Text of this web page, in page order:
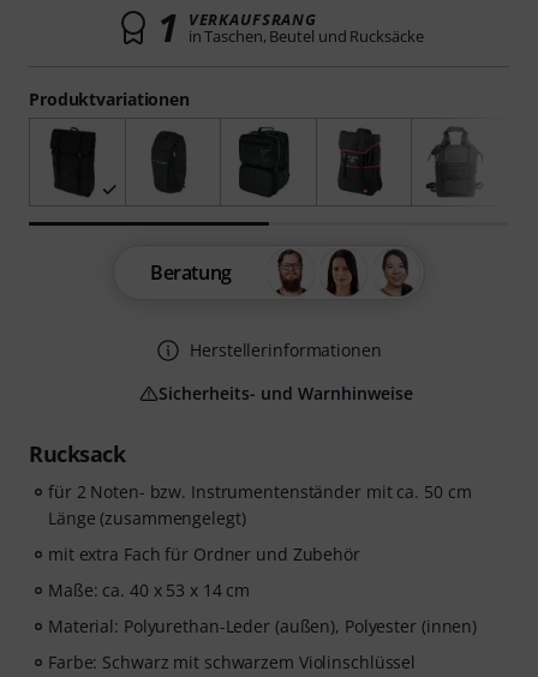
Rucksack
für 2 Noten- bzw. Instrumentenständer mit ca. 50 cm
Länge (zusammengelegt)
mit extra Fach für Ordner und Zubehör
Maße: ca. 40 x 53 x 14 cm
Material: Polyurethan-Leder (außen), Polyester (innen)
Farbe: Schwarz mit schwarzem Violinschlüssel
Produktvariationen
1 VERKAUFSRANG
in Taschen, Beutel und Rucksäcke
Beratung
Herstellerinformationen
Sicherheits- und Warnhinweise